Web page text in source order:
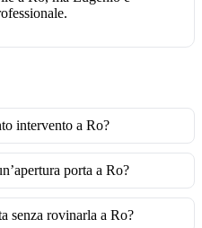
intervento a Ro?
porta a Ro?
senza rovinarla a Ro?